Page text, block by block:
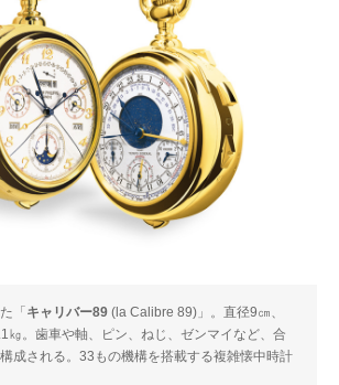
「キャリバー89 (la Calibre 89)」。直径9㎝、
㎏。歯車や軸、ピン、ねじ、ゼンマイなど、合
成される。33もの機構を搭載する複雑懐中時計